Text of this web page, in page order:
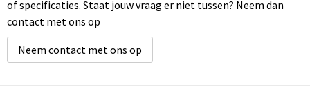
of specificaties. Staat jouw vraag er niet tussen? Neem dan
contact met ons op
Neem contact met ons op